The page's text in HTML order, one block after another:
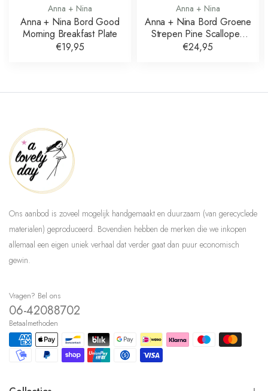
Anna + Nina
Anna + Nina Bord Good
Morning Breakfast Plate
€19,95
Anna + Nina
Anna + Nina Bord Groene
Strepen Pine Scalloped
Dinner Plate
€24,95
Ons aanbod is zoveel mogelijk handgemaakt en duurzaam (van gerecyclede
materialen) geproduceerd. Bovendien hebben de merken die we inkopen
allemaal een eigen uniek verhaal dat verder gaat dan puur economisch
gewin.
Vragen? Bel ons
06-42088702
Betaalmethoden